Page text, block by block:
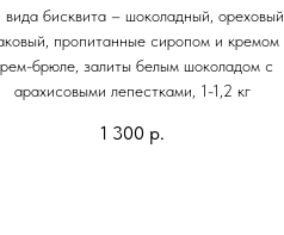
вида бисквита – шоколадный, ореховый,
пропитанные сиропом и кремом
брюле, залиты белым шоколадом с
арахисовыми лепестками, 1-1,2 кг
1 300 р.